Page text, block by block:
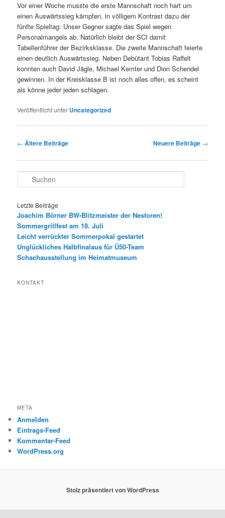
Vor einer Woche musste die erste Mannschaft noch hart um
einen Auswärtssieg kämpfen, in völligem Kontrast dazu der
fünfte Spieltag: Unser Gegner sagte das Spiel wegen
Personalmangels ab. Natürlich bleibt der SCI damit
Tabellenführer der Bezirksklasse. Die zweite Mannschaft feierte
einen deutlich Auswärtssieg. Neben Debütant Tobias Raffelt
konnten auch David Jägle, Michael Kemter und Dion Schendel
gewinnen. In der Kreisklasse B ist noch alles offen, es scheint
als könne jeder jeden schlagen.
Veröffentlicht unter Uncategorized
Beitragsnavigation
← Ältere Beiträge Neuere Beiträge →
u
h
e
n
Letzte Beiträge
Joachim Börner BW-Blitzmeister der Nestoren!
Sommergrillfest am 18. Juli
Leicht verrückter Sommerpokal gestartet
Unglückliches Halbfinalaus für Ü50-Team
Schachausstellung im Heimatmuseum
KONTAKT
META
Anmelden
Eintrags-Feed
Kommentar-Feed
WordPress.org
Stolz präsentiert von WordPress